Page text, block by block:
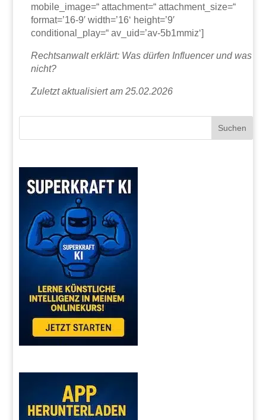
mobile_image=“ attachment=“ attachment_size=“
format=’16-9′ width=’16‘ height=’9′
conditional_play=“ av_uid=’av-5b1mmiz‘]
Rechtsanwalt erklärt: Was dürfen Influencer und was
nicht?
Zuletzt aktualisiert am 25.02.2026